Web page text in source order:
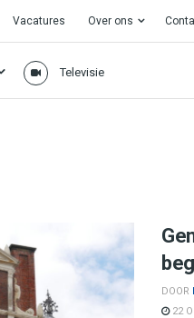
Vacatures Over ons
Televisie
DOOR
22